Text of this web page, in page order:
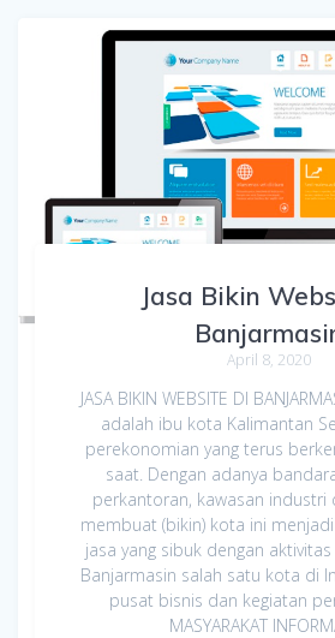
Jasa Bikin
April 8, 2020
JASA BIKIN WEBSITE DI
adalah ibu kota Kalimantan
perekonomian yang terus
saat. Dengan adanya
perkantoran, kawasan industri
membuat (bikin) kota ini
jasa yang sibuk dengan
Banjarmasin salah satu kota di
pusat bisnis dan kegiatan
MASYARAKAT